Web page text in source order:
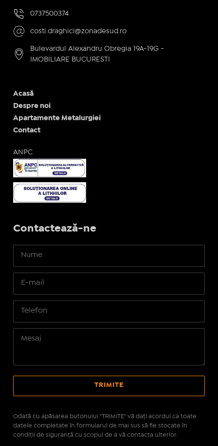
0737500374
costi.draghici@zonadesud.ro
Bulevardul Alexandru Obregia 19A-19G -
IMOBILIARE BUCURESTI
Acasă
Despre noi
Apartamente Metalurgiei
Contact
ANPC
Contactează-ne
Odată cu apăsarea butonului "TRIMITE" vă daţi acordul ca toate
datele completate în formularul de mai sus să fie stocate în
condiţii de siguranţă cu scopul de a vă contacta ulterior.